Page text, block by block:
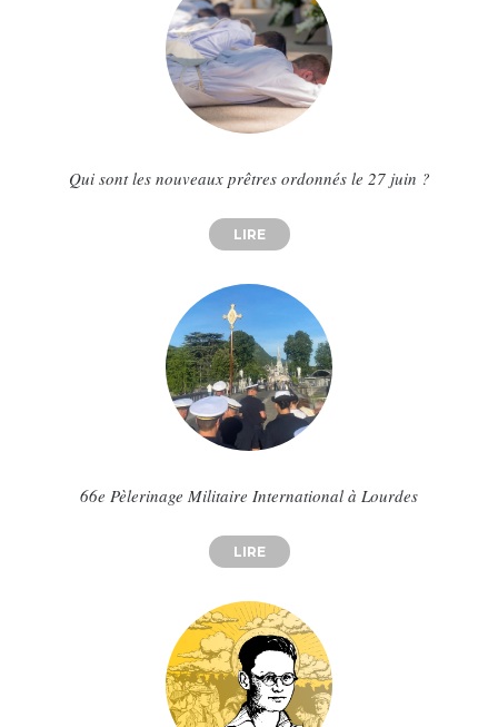
Qui sont les nouveaux prêtres ordonnés le 27 juin ?
LIREABOUT QUI SONT LES
66e Pèlerinage Militaire International à Lourdes
LIREABOUT 66E PÈLERINAGE